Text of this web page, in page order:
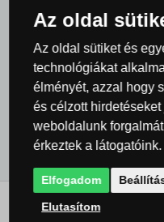
nappaliba (nappali
Globo lighting
Globo lighting
lámpák
Az oldal
Az oldal sütiket és
technológiákat
élményét, azzal hogy
és célzott
weboldalunk
érkeztek a látogatóink.
Elfogadom
Elutasítom